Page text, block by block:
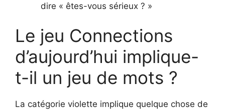
dire « êtes-vous sérieux ? »
Le jeu Connections
d’aujourd’hui implique-
t-il un jeu de mots ?
La catégorie violette implique quelque chose de